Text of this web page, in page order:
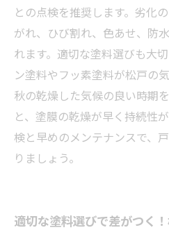
との点検を推奨します。劣化
がれ、ひび割れ、色あせ、防
れます。適切な塗料選びも大
ン塗料やフッ素塗料が松戸の
秋の乾燥した気候の良い時期
と、塗膜の乾燥が早く持続性
検と早めのメンテナンスで、
りましょう。
適切な塗料選びで差がつく